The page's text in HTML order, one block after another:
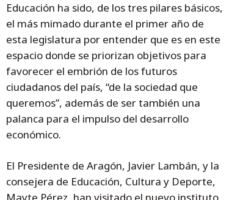
Educación ha sido, de los tres pilares básicos,
el más mimado durante el primer año de
esta legislatura por entender que es en este
espacio donde se priorizan objetivos para
favorecer el embrión de los futuros
ciudadanos del país, “de la sociedad que
queremos”, además de ser también una
palanca para el impulso del desarrollo
económico.
El Presidente de Aragón, Javier Lambán, y la
consejera de Educación, Cultura y Deporte,